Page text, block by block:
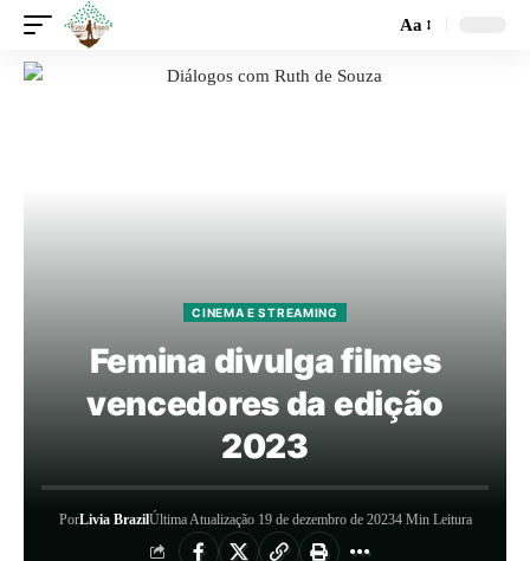
Aa
CINEMA E STREAMING
Femina divulga filmes
vencedores da edição
2023
PorLivia BrazilÚltima Atualização 19 de dezembro de 20234 Min Leitura